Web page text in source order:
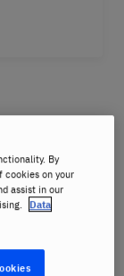
By
cookies on your
assist in our
Data